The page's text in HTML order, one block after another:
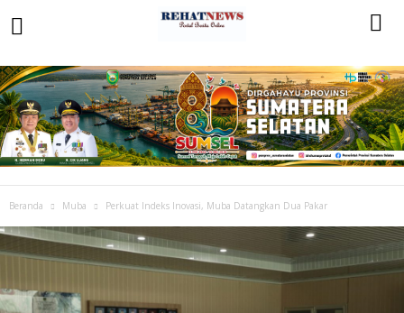
Beranda Muba Perkuat Indeks Inovasi, Muba Datangkan Dua Pakar